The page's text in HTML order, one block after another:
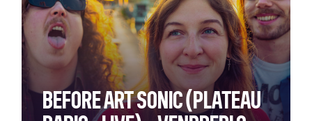
BEFORE ART SONIC (PLATEAU